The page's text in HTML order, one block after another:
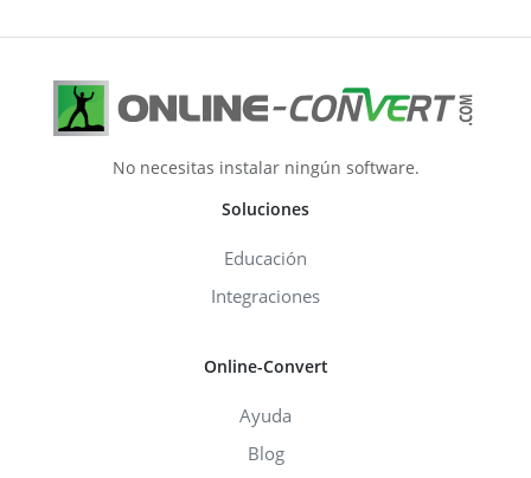
No necesitas instalar ningún software.
Soluciones
Educación
Integraciones
Online-Convert
Ayuda
Blog